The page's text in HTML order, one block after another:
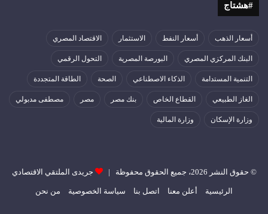
#هشتاج
أسعار الذهب أسعار النفط الاستثمار الاقتصاد المصري
البنك المركزي المصري البورصة المصرية التحول الرقمي
التنمية المستدامة الذكاء الاصطناعي الصحة الطاقة المتجددة
الغاز الطبيعي القطاع الخاص بنك مصر مصر مصطفى مدبولي
وزارة الإسكان وزارة المالية
© حقوق النشر 2026، جميع الحقوق محفوظة | جريدى الملتقي الاقتصادي
الرئيسية أعلن معنا اتصل بنا سياسة الخصوصية من نحن